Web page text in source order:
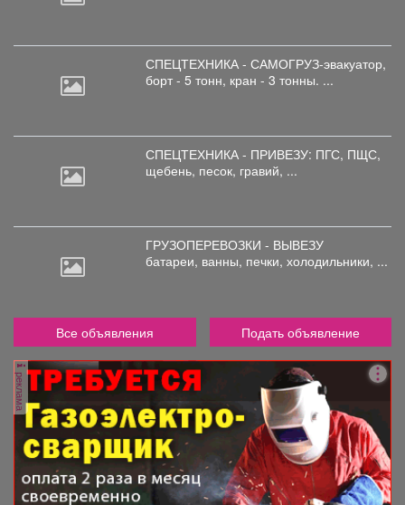
СПЕЦТЕХНИКА - САМОГРУЗ-эвакуатор,
борт - 5 тонн, кран - 3 тонны. ...
СПЕЦТЕХНИКА - ПРИВЕЗУ: ПГС, ПЩС,
щебень, песок, гравий, ...
ГРУЗОПЕРЕВОЗКИ - ВЫВЕЗУ
батареи, ванны, печки, холодильники, ...
Все объявления Подать объявление
реклама